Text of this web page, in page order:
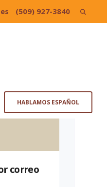
(509) 927-3840 Search
HABLAMOS ESPAÑOL
correo